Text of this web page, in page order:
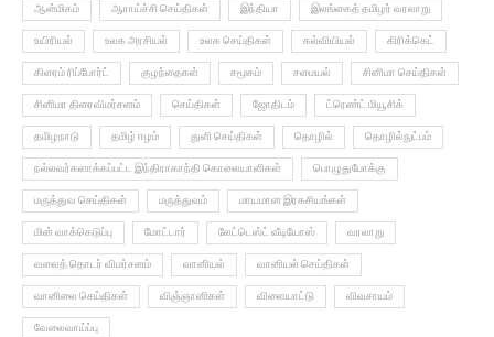
ஆன்மிகம் ஆராய்ச்சி செய்திகள் இந்தியா இலங்கைத் தமிழர் வரலாறு
உயிரியல் உலக அரசியல் உலக செய்திகள் கல்வியியல் கிரிக்கெட்
கிரைம் ரிப்போர்ட் குழந்தைகள் சமூகம் சமையல் சினிமா செய்திகள்
சினிமா திரைவிமர்சனம் செய்திகள் ஜோதிடம் ட்ரெண்ட் மியூசிக்
தமிழநாடு தமிழ் ஈழம் துளி செய்திகள் தொழில் தொழில்நுட்பம்
நல்லவர்களாக்கப்பட்ட இந்திராகாந்தி கொலையாளிகள் பொழுதுபோக்கு
மருத்துவ செய்திகள் மருத்துவம் மாயமான இரகசியங்கள்
மின் வாக்கெடுப்பு மோட்டார் லேட்டெஸ்ட் வீடியோஸ் வரலாறு
வலைத் தொடர் விமர்சனம் வானியல் வானியல் செய்திகள்
வானிலை செய்திகள் விஞ்ஞானிகள் விளையாட்டு விவசாயம்
வேலைவாய்ப்பு